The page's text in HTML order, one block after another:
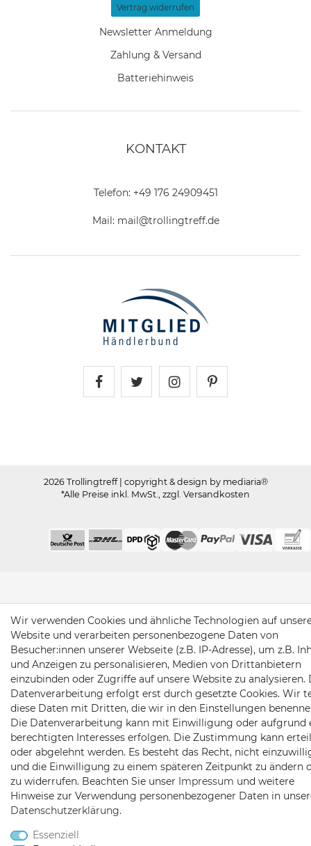
Vertrag widerrufen
Newsletter Anmeldung
Zahlung & Versand
Batteriehinweis
KONTAKT
Telefon: +49 176 24909451
Mail: mail@trollingtreff.de
2026 Trollingtreff | copyright & design by mediaria®
*Alle Preise inkl. MwSt., zzgl. Versandkosten
Wir verwenden Cookies und ähnliche Technologien auf
Website und verarbeiten personenbezogene Daten von
Besucher:innen unserer Webseite (z.B. IP-Adresse), um z.B.
und Anzeigen zu personalisieren, Medien von Drittanbietern
einzubinden oder Zugriffe auf unsere Website zu analysieren.
Datenverarbeitung erfolgt erst durch gesetzte Cookies. Wir
diese Daten mit Dritten, die wir in den Einstellungen
Die Datenverarbeitung kann mit Einwilligung oder aufgrund
berechtigten Interesses erfolgen. Die Zustimmung kann
oder abgelehnt werden. Es besteht das Recht, nicht
und die Einwilligung zu einem späteren Zeitpunkt zu ändern
zu widerrufen. Beachten Sie unser Impressum und weitere
Hinweise zur Verwendung personenbezogener Daten in
Daten­schutz­erklärung.
Essenziell